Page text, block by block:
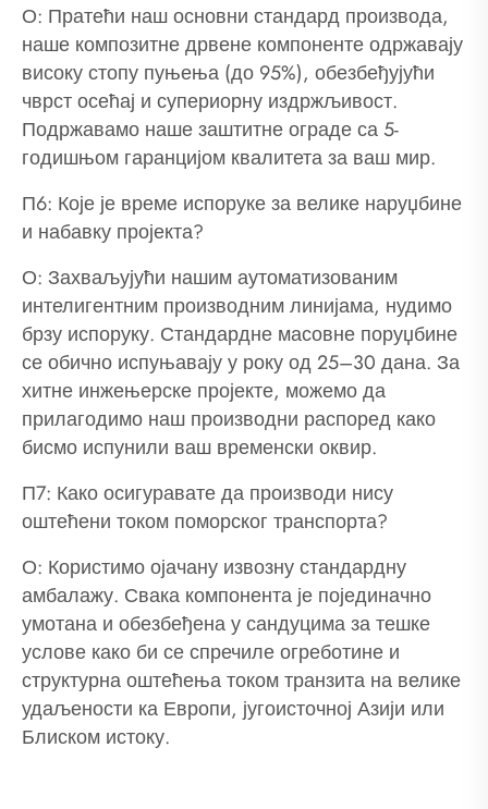
О: Пратећи наш основни стандард производа,
наше композитне дрвене компоненте одржавају
високу стопу пуњења (до 95%), обезбеђујући
чврст осећај и супериорну издржљивост.
Подржавамо наше заштитне ограде са 5-
годишњом гаранцијом квалитета за ваш мир.
П6: Које је време испоруке за велике наруџбине
и набавку пројекта?
О: Захваљујући нашим аутоматизованим
интелигентним производним линијама, нудимо
брзу испоруку. Стандардне масовне поруџбине
се обично испуњавају у року од 25–30 дана. За
хитне инжењерске пројекте, можемо да
прилагодимо наш производни распоред како
бисмо испунили ваш временски оквир.
П7: Како осигуравате да производи нису
оштећени током поморског транспорта?
О: Користимо ојачану извозну стандардну
амбалажу. Свака компонента је појединачно
умотана и обезбеђена у сандуцима за тешке
услове како би се спречиле огреботине и
структурна оштећења током транзита на велике
удаљености ка Европи, југоисточној Азији или
Блиском истоку.